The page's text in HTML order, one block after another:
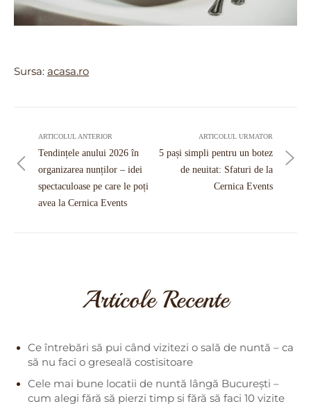
Sursa: acasa.ro
articoleARTICOLUL ANTERIOR
Tendințele anului 2026 în
organizarea nunților – idei
spectaculoase pe care le poți
avea la Cernica Events
ARTICOLUL URMATOR
5 pași simpli pentru un botez
de neuitat: Sfaturi de la
Cernica Events
Articole Recente
Ce întrebări să pui când vizitezi o sală de nuntă – ca
să nu faci o greseală costisitoare
Cele mai bune locatii de nuntă lângă București –
cum alegi fără să pierzi timp si fără să faci 10 vizite